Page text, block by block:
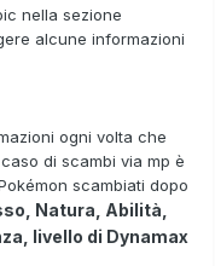
nella sezione
alcune informazioni
ogni volta che
di scambi via mp è
scambiati dopo
Natura, Abilità,
livello di Dynamax